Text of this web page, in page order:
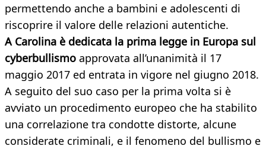
permettendo anche a bambini e adolescenti di
riscoprire il valore delle relazioni autentiche.
A Carolina è dedicata la prima legge in Europa sul
cyberbullismo approvata all’unanimità il 17
maggio 2017 ed entrata in vigore nel giugno 2018.
A seguito del suo caso per la prima volta si è
avviato un procedimento europeo che ha stabilito
una correlazione tra condotte distorte, alcune
considerate criminali, e il fenomeno del bullismo e